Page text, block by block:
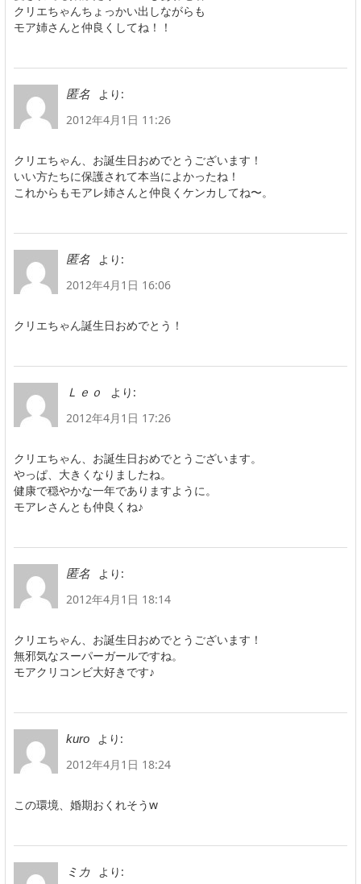
クリエちゃんちょっかい出しながらも
モア姉さんと仲良くしてね！！
匿名
より:
2012年4月1日 11:26
クリエちゃん、お誕生日おめでとうございます！
いい方たちに保護されて本当によかったね！
これからもモアレ姉さんと仲良くケンカしてね〜。
匿名
より:
2012年4月1日 16:06
クリエちゃん誕生日おめでとう！
Ｌｅｏ
より:
2012年4月1日 17:26
クリエちゃん、お誕生日おめでとうございます。
やっぱ、大きくなりましたね。
健康で穏やかな一年でありますように。
モアレさんとも仲良くね♪
匿名
より:
2012年4月1日 18:14
クリエちゃん、お誕生日おめでとうございます！
無邪気なスーパーガールですね。
モアクリコンビ大好きです♪
kuro
より:
2012年4月1日 18:24
この環境、婚期おくれそうw
ミカ より: